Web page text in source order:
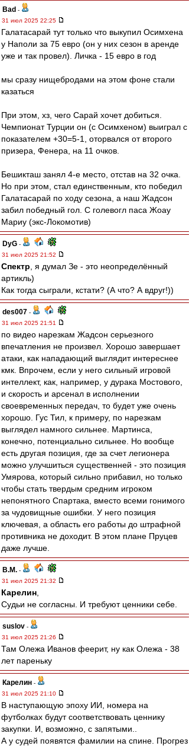
Bad -
31 июл 2025 22:25
Галатасарай тут только что выкупил Осимхена
у Наполи за 75 евро (он у них сезон в аренде
уже и так провел). Личка - 15 евро в год
мы сразу нищебродами на этом фоне стали
казаться
При этом, хз, чего Сарай хочет добиться.
Чемпионат Турции он (с Осимхеном) выиграл с
показателем +30=5-1, оторвался от второго
призера, Фенера, на 11 очков.
Бешикташ занял 4-е место, отстав на 32 очка.
Но при этом, стал единственным, кто победил
Галатасарай по ходу сезона, а наш Жадсон
забил победный гол. С голевогл паса Жоау
Мариу (экс-Локомотив)
DyG -
31 июл 2025 21:52
Спектр , я думал Зе - это неопределённый
артикль)
Как тогда сыграли, кстати? (А что? А вдруг!))
des007 -
31 июл 2025 21:51
по видео нарезкам Жадсон серьезного
впечатления не произвел. Хорошо завершает
атаки, как нападающий выглядит интереснее
кмк. Впрочем, если у него сильный игровой
интеллект, как, например, у дурака Мостового,
и скорость и арсенал в исполнении
своевременных передач, то будет уже очень
хорошо. Гус Тил, к примеру, по нарезкам
выглядел намного сильнее. Мартинса,
конечно, потенциально сильнее. Но вообще
есть другая позиция, где за счет легионера
можно улучшиться существенней - это позиция
Умярова, который сильно прибавил, но только
чтобы стать твердым средним игроком
непонятного Спартака, вместо всеми гонимого
за чудовищные ошибки. У него позиция
ключевая, а область его работы до штрафной
противника не доходит. В этом плане Пруцев
даже лучше.
В.М. -
31 июл 2025 21:32
Карелин
Судьи не согласны. И требуют ценники себе.
suslov -
31 июл 2025 21:26
Там Олежа Иванов феерит, ну как Олежа - 38
лет пареньку
Карелин -
31 июл 2025 21:10
В наступающую эпоху ИИ, номера на
футболках будут соответствовать ценнику
закупки. И, возможно, с запятыми..
А у судей появятся фамилии на спине. Прогрез